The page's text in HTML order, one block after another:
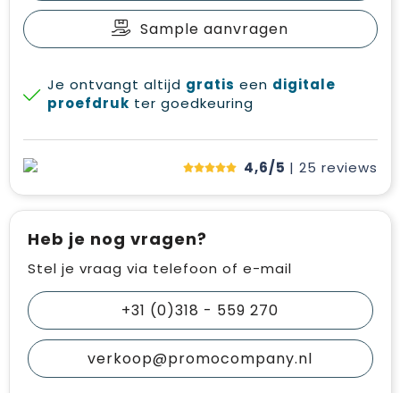
Sample aanvragen
Je ontvangt altijd gratis een digitale
proefdruk ter goedkeuring
4,6/5 | 25 reviews
Heb je nog vragen?
Stel je vraag via telefoon of e-mail
+31 (0)318 - 559 270
verkoop@promocompany.nl